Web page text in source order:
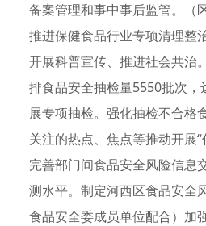
备案管理和事中事后监管。（
推进保健食品行业专项清理整
开展科普宣传、推进社会共治
排食品安全抽检量5550批次
展专项抽检。强化抽检不合格
关注的热点、焦点等推动开展
完善部门间食品安全风险信息
测水平。制定河西区食品安全
食品安全委成员单位配合）加